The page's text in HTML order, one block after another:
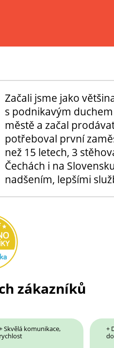
Začali jsme jako
s podnikavým
městě a začal
potřeboval první
než 15 letech, 3
Čechách i na
nadšením, lepšími
zákazníků
Skvělá komunikace,
rychlost
+